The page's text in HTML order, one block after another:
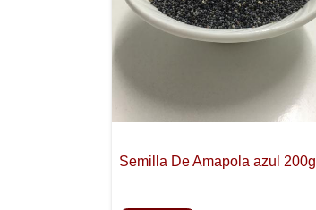
Semilla De Amapola azul 200g